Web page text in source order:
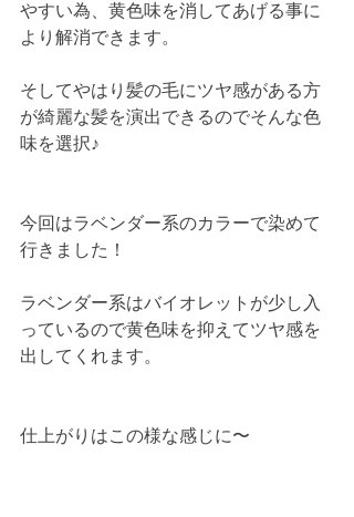
やすい為、黄色味を消してあげる事に
より解消できます。
そしてやはり髪の毛にツヤ感がある方
が綺麗な髪を演出できるのでそんな色
味を選択♪
今回はラベンダー系のカラーで染めて
行きました！
ラベンダー系はバイオレットが少し入
っているので黄色味を抑えてツヤ感を
出してくれます。
仕上がりはこの様な感じに〜